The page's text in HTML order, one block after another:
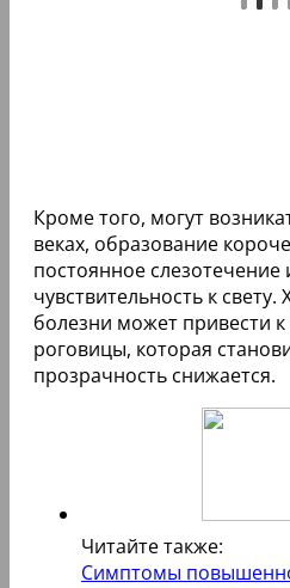
Кроме того, могут
веках, образование
постоянное
чувствительность к
болезни может привести
роговицы, которая
прозрачность снижается.
Читайте также:
Симптомы